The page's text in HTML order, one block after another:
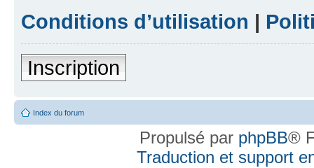
Conditions d’utilisation |
Inscription
Index du forum
Propulsé par phpBB®
Traduction et support